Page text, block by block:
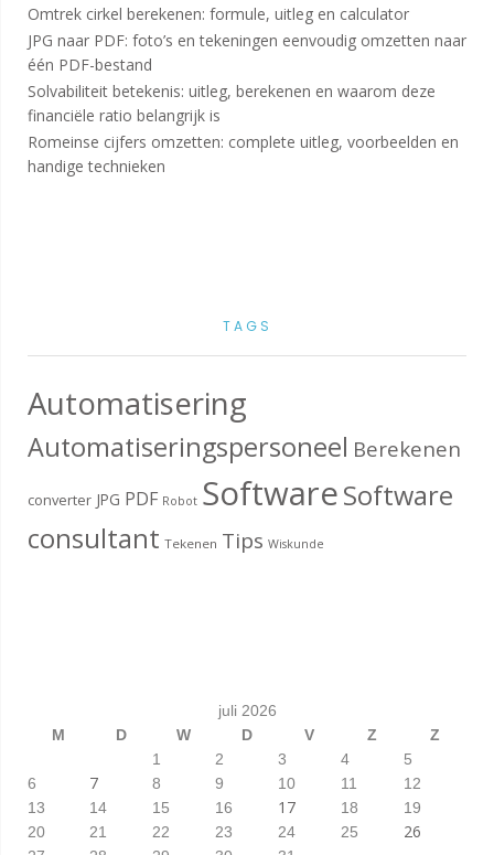
Omtrek cirkel berekenen: formule, uitleg en calculator
JPG naar PDF: foto’s en tekeningen eenvoudig omzetten naar
één PDF-bestand
Solvabiliteit betekenis: uitleg, berekenen en waarom deze
financiële ratio belangrijk is
Romeinse cijfers omzetten: complete uitleg, voorbeelden en
handige technieken
TAGS
Automatisering
Automatiseringspersoneel Berekenen
converter JPG PDF Robot SoftwareSoftware
consultant Tekenen Tips Wiskunde
juli 2026
M
D W D V Z
Z
1
2 3 4
5
6
7 8 9 10 11
12
13
14 15 16 17 18
19
20
21 22 23 24 25 26